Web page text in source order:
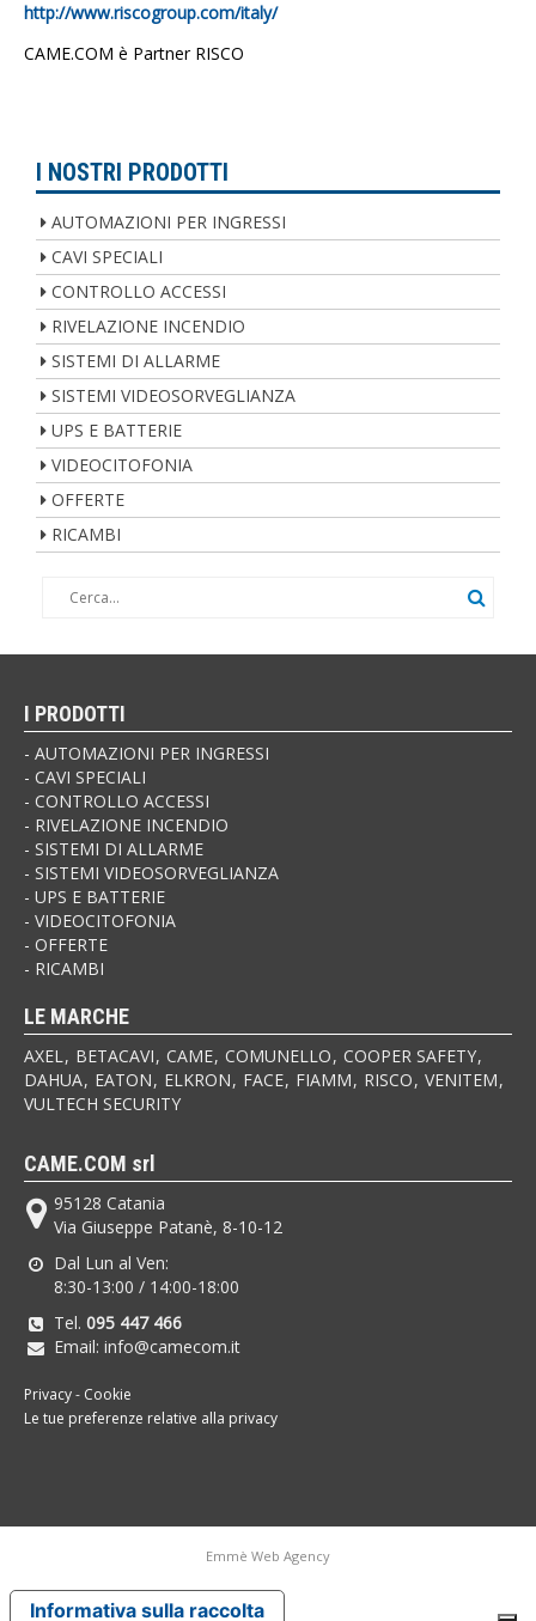
http://www.riscogroup.com/italy/
CAME.COM è Partner RISCO
I NOSTRI PRODOTTI
AUTOMAZIONI PER INGRESSI
CAVI SPECIALI
CONTROLLO ACCESSI
RIVELAZIONE INCENDIO
SISTEMI DI ALLARME
SISTEMI VIDEOSORVEGLIANZA
UPS E BATTERIE
VIDEOCITOFONIA
OFFERTE
RICAMBI
I PRODOTTI
AUTOMAZIONI PER INGRESSI
CAVI SPECIALI
CONTROLLO ACCESSI
RIVELAZIONE INCENDIO
SISTEMI DI ALLARME
SISTEMI VIDEOSORVEGLIANZA
UPS E BATTERIE
VIDEOCITOFONIA
OFFERTE
RICAMBI
LE MARCHE
AXEL BETACAVI CAME COMUNELLO COOPER SAFETY
DAHUA EATON ELKRON FACE FIAMM RISCO VENITEM
VULTECH SECURITY
CAME.COM srl
95128 Catania
Via Giuseppe Patanè, 8-10-12
Dal Lun al Ven:
8:30-13:00 / 14:00-18:00
Tel. 095 447 466
Email: info@camecom.it
Privacy- Cookie
Le tue preferenze relative alla privacy
Emmè Web Agency
Informativa sulla raccolta